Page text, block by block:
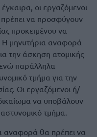
οι εργαζόμενοι
να προσφύγουν
προκειμένου να
Η μηνυτήρια αναφορά
την άσκηση ατομικής
παράλληλα
τμήμα για την
Οι εργαζόμενοι ή/
να υποβάλουν
τμήμα.
αναφορά θα πρέπει να